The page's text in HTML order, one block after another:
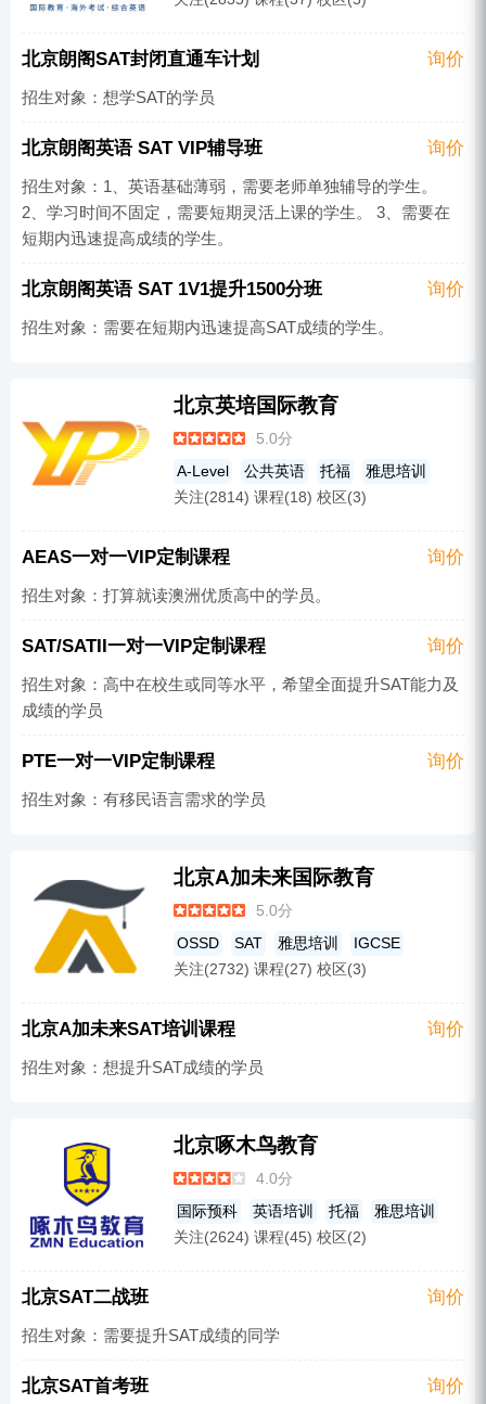
英语培训 雅思培训 GRE
北京朗阁SAT封闭直通车计划 询价
招生对象：想学SAT的学员
北京朗阁英语 SAT VIP辅导班 询价
招生对象：1、英语基础薄弱，需要老师单独辅导的学生。
2、学习时间不固定，需要短期灵活上课的学生。 3、需要在
短期内迅速提高成绩的学生。
北京朗阁英语 SAT 1V1提升1500分班 询价
招生对象：需要在短期内迅速提高SAT成绩的学生。
北京英培国际教育
5.0分
A-Level 公共英语 托福
雅思培训
SSAT
ACT AP SAT
关注(2814) 课程(18) 校区(3)
AEAS一对一VIP定制课程 询价
招生对象：打算就读澳洲优质高中的学员。
SAT/SATII一对一VIP定制课程 询价
招生对象：高中在校生或同等水平，希望全面提升SAT能力及
成绩的学员
PTE一对一VIP定制课程 询价
招生对象：有移民语言需求的学员
北京A加未来国际教育
5.0分
OSSD SAT 雅思培训
IGCSE
A-Level
GRE 国际预科
国际学校备考
托福
英语培训
关注(2732) 课程(27) 校区(3)
北京A加未来SAT培训课程 询价
招生对象：想提升SAT成绩的学员
北京啄木鸟教育
4.0分
国际预科 英语培训 托福
雅思培训
ACT
AP SAT A-Level
关注(2624) 课程(45) 校区(2)
北京SAT二战班 询价
招生对象：需要提升SAT成绩的同学
北京SAT首考班 询价